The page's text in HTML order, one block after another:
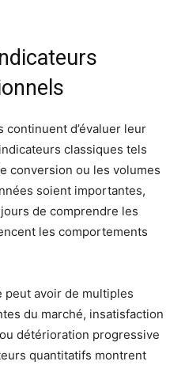
d’évaluer leur
classiques tels
conversion ou les volumes
soient importantes,
de comprendre les
les comportements
peut avoir de multiples
du marché, insatisfaction
détérioration progressive
quantitatifs montrent